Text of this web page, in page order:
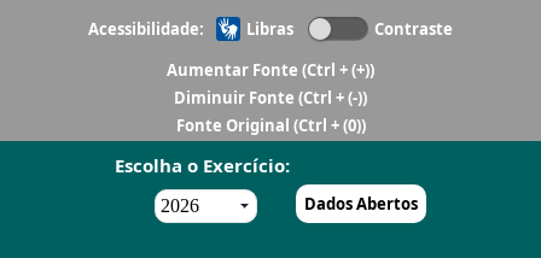
Acessibilidade: Libras
Contraste
Aumentar Fonte (Ctrl + (+))
Diminuir Fonte (Ctrl + (-))
Fonte Original (Ctrl + (0))
Escolha o Exercício:
Dados Abertos